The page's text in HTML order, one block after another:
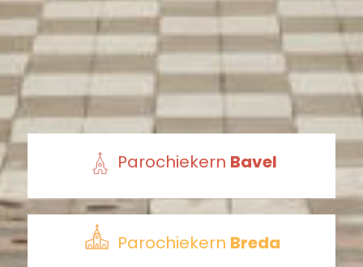
Parochiekern Bavel
Parochiekern Breda